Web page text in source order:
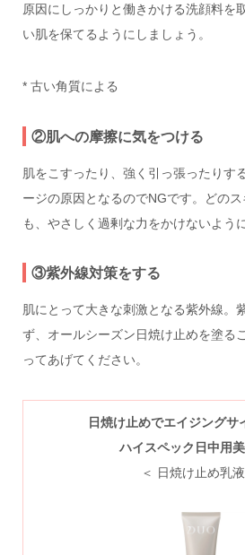
原因にしっかりと働きかける洗顔料を
い肌を保てるようにしましょう。
* 古い角質による
②肌への摩擦に気をつける
肌をこすったり、強く引っ張ったりす
ージの原因となるのでNGです。どの
も、やさしく過剰な力をかけないよう
③紫外線対策をする
肌にとって大きな刺激となる紫外線。
ず、オールシーズン日焼け止めを塗る
ってあげてください。
日焼け止めでエイジングサ
ハイスペック日中用
＜ 日焼け止め乳